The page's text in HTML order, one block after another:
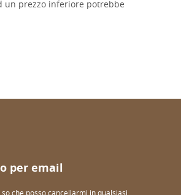
un prezzo inferiore potrebbe
per email
che posso cancellarmi in qualsiasi